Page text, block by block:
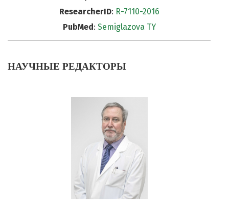
ResearcherID: R-7110-2016
PubMed: Semiglazova TY
НАУЧНЫЕ РЕДАКТОРЫ